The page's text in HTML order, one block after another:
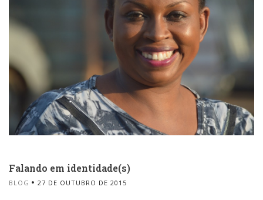
Falando em identidade(s)
BLOG 27 DE OUTUBRO DE 2015